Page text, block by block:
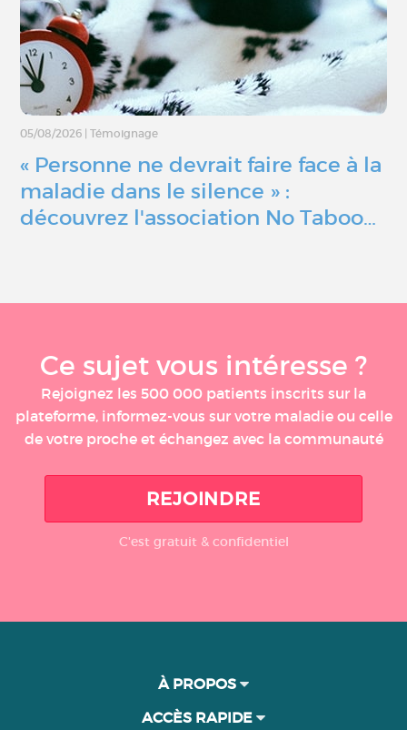
05/08/2026 | Témoignage
« Personne ne devrait faire face à la
maladie dans le silence » :
découvrez l'association No Taboo…
Ce sujet vous intéresse ?
Rejoignez les 500 000 patients inscrits sur la
plateforme, informez-vous sur votre maladie ou celle
de votre proche et échangez avec la communauté
REJOINDRE
C'est gratuit & confidentiel
À PROPOS
ACCÈS RAPIDE